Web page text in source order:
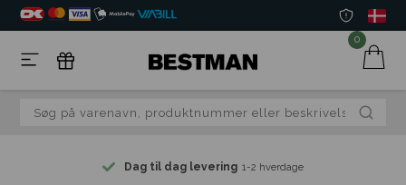
0
Dag til dag levering 1-2 hverdage